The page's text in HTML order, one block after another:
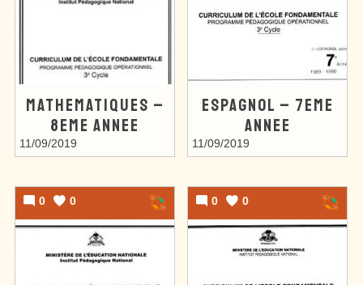
MATHEMATIQUES –
8EME ANNEE
11/09/2019
ESPAGNOL – 7EME
ANNEE
11/09/2019
0 0 0 0